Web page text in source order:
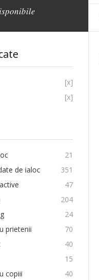
[x]
[x]
21
de ialoc
351
47
204
24
prietenii
70
40
15
copiii
40